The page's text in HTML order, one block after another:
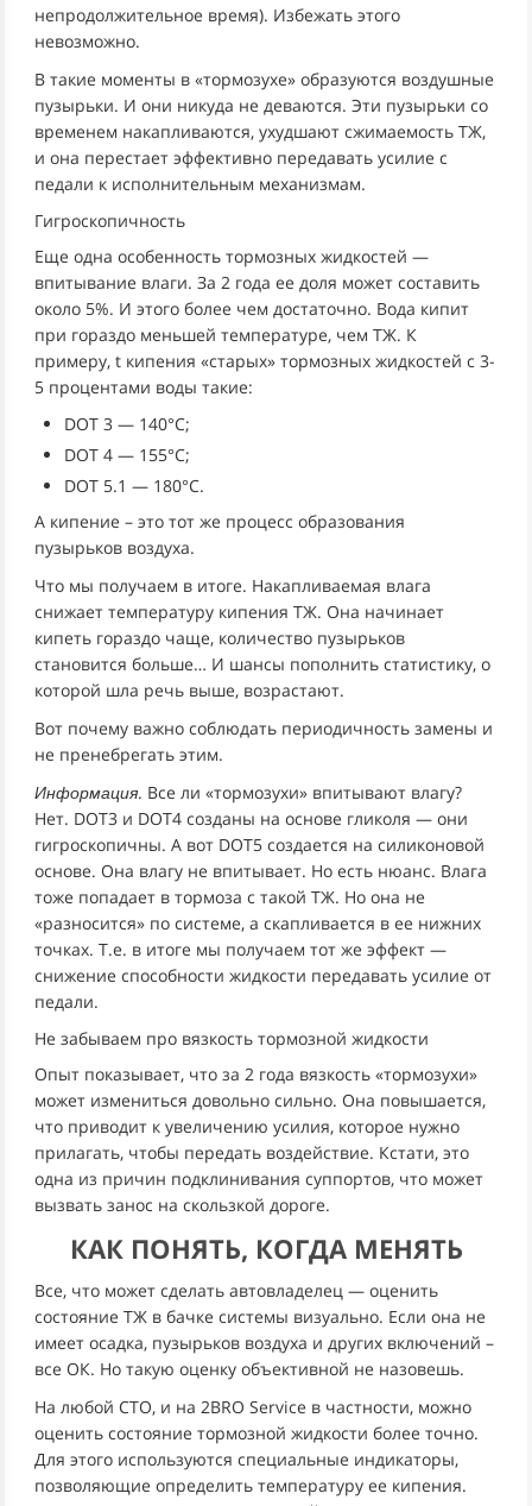
непродолжительное время). Избежать этого
невозможно.
В такие моменты в «тормозухе» образуются воздушные
пузырьки. И они никуда не деваются. Эти пузырьки со
временем накапливаются, ухудшают сжимаемость ТЖ,
и она перестает эффективно передавать усилие с
педали к исполнительным механизмам.
Гигроскопичность
Еще одна особенность тормозных жидкостей —
впитывание влаги. За 2 года ее доля может составить
около 5%. И этого более чем достаточно. Вода кипит
при гораздо меньшей температуре, чем ТЖ. К
примеру, t кипения «старых» тормозных жидкостей с 3-
5 процентами воды такие:
DOT 3 — 140°C;
DOT 4 — 155°C;
DOT 5.1 — 180°C.
А кипение – это тот же процесс образования
пузырьков воздуха.
Что мы получаем в итоге. Накапливаемая влага
снижает температуру кипения ТЖ. Она начинает
кипеть гораздо чаще, количество пузырьков
становится больше… И шансы пополнить статистику, о
которой шла речь выше, возрастают.
Вот почему важно соблюдать периодичность замены и
не пренебрегать этим.
Информация. Все ли «тормозухи» впитывают влагу?
Нет. DOT3 и DOT4 созданы на основе гликоля — они
гигроскопичны. А вот DOT5 создается на силиконовой
основе. Она влагу не впитывает. Но есть нюанс. Влага
тоже попадает в тормоза с такой ТЖ. Но она не
«разносится» по системе, а скапливается в ее нижних
точках. Т.е. в итоге мы получаем тот же эффект —
снижение способности жидкости передавать усилие от
педали.
Не забываем про вязкость тормозной жидкости
Опыт показывает, что за 2 года вязкость «тормозухи»
может измениться довольно сильно. Она повышается,
что приводит к увеличению усилия, которое нужно
прилагать, чтобы передать воздействие. Кстати, это
одна из причин подклинивания суппортов, что может
вызвать занос на скользкой дороге.
КАК ПОНЯТЬ, КОГДА МЕНЯТЬ
Все, что может сделать автовладелец — оценить
состояние ТЖ в бачке системы визуально. Если она не
имеет осадка, пузырьков воздуха и других включений –
все ОК. Но такую оценку объективной не назовешь.
На любой СТО, и на 2BRO Service в частности, можно
оценить состояние тормозной жидкости более точно.
Для этого используются специальные индикаторы,
позволяющие определить температуру ее кипения.